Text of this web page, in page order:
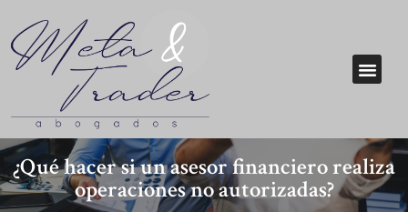
¿Qué hacer si un asesor financiero realiza
operaciones no autorizadas?